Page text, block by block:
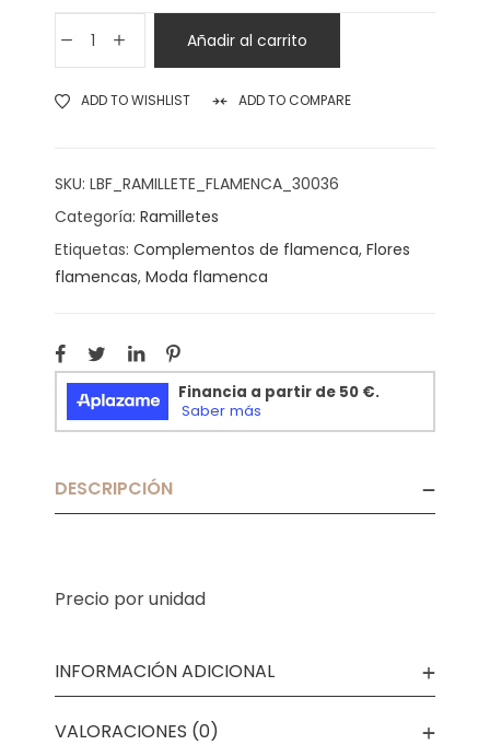
Añadir al carrito
ADD TO WISHLIST ADD TO COMPARE
SKU: LBF_RAMILLETE_FLAMENCA_30036
Categoría: Ramilletes
Etiquetas: Complementos de flamenca, Flores
flamencas, Moda flamenca
DESCRIPCIÓN
Precio por unidad
INFORMACIÓN ADICIONAL
VALORACIONES (0)